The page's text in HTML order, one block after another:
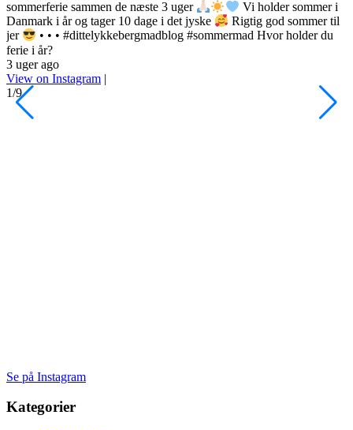
sommerferie sammen de næste 3 uger
Vi holder sommer i
Danmark i år og tager 10 dage i det jyske
Rigtig god sommer til
jer
• • • #dittelykkebergmadblog #sommermad Hvor holder du
ferie i år?
3 uger ago
View on Instagram |
1/9
Se på Instagram
Kategorier